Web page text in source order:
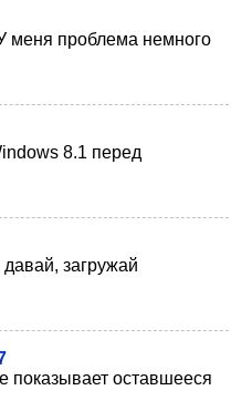
меня проблема немного
8.1 перед
загружай
показывает оставшееся